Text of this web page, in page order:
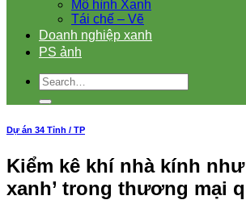
Mô hình Xanh
Tái chế – Vẽ
Doanh nghiệp xanh
PS ảnh
Dự án 34 Tỉnh / TP
Kiểm kê khí nhà kính như
xanh’ trong thương mại